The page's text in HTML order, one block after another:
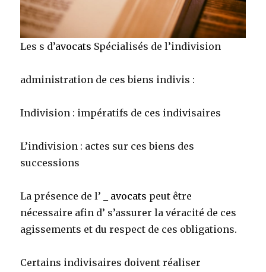
Les s d’avocats Spécialisés de l’indivision
administration de ces biens indivis :
Indivision : impératifs de ces indivisaires
L’indivision : actes sur ces biens des
successions
La présence de l’ _ avocats peut être
nécessaire afin d’ s’assurer la véracité de ces
agissements et du respect de ces obligations.
Certains indivisaires doivent réaliser